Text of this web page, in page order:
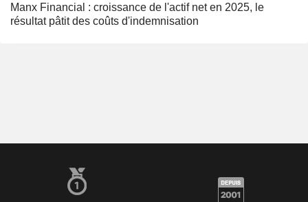
Manx Financial : croissance de l'actif net en 2025, le
résultat pâtit des coûts d'indemnisation